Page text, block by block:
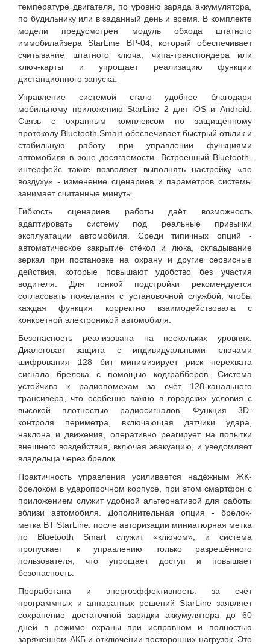
температуре двигателя, по уровню заряда аккумулятора,
по будильнику или в заданный день и время. В комплекте
модели предусмотрен модуль обхода штатного
иммобилайзера StarLine BP-04, который обеспечивает
считывание штатного ключа, чипа-транспондера или
ключ-карты и упрощает реализацию функции
дистанционного запуска.
Управление системой стало удобнее благодаря
мобильному приложению StarLine 2 для iOS и Android.
Связь с охранным комплексом по защищённому
протоколу Bluetooth Smart обеспечивает быстрый отклик и
стабильную работу при управлении функциями
автомобиля в зоне досягаемости. Встроенный Bluetooth-
интерфейс также позволяет выполнять настройку «по
воздуху» - изменение сценариев и параметров системы
занимает считанные минуты.
Гибкость сценариев работы даёт возможность
адаптировать систему под реальные привычки
эксплуатации автомобиля. Среди типичных опций -
автоматическое закрытие стёкол и люка, складывание
зеркал при постановке на охрану и другие сервисные
действия, которые повышают удобство без участия
водителя. Для тонкой подстройки рекомендуется
согласовать пожелания с установочной службой, чтобы
каждая функция корректно взаимодействовала с
конкретной электроникой автомобиля.
Безопасность реализована на нескольких уровнях.
Диалоговая защита с индивидуальными ключами
шифрования 128 бит минимизирует риск перехвата
сигнала брелока с помощью кодграбберов. Система
устойчива к радиопомехам за счёт 128-канального
трансивера, что особенно важно в городских условия с
высокой плотностью радиосигналов. Функция 3D-
контроля периметра, включающая датчики удара,
наклона и движения, оперативно реагирует на попытки
внешнего воздействия, включая эвакуацию, и уведомляет
владельца через брелок.
Практичность управления усиливается надёжным ЖК-
брелоком в ударопрочном корпусе, при этом смартфон с
приложением служит удобной альтернативой для работы
вблизи автомобиля. Дополнительная опция - брелок-
метка BT StarLine: после авторизации миниатюрная метка
по Bluetooth Smart служит «ключом», и система
пропускает к управлению только разрешённого
пользователя, что упрощает доступ и повышает
безопасность.
Проработана и энергоэффективность: за счёт
программных и аппаратных решений StarLine заявляет
сохранение достаточной зарядки аккумулятора до 60
дней в режиме охраны при исправном и полностью
заряженном АКБ и отключении посторонних нагрузок. Это